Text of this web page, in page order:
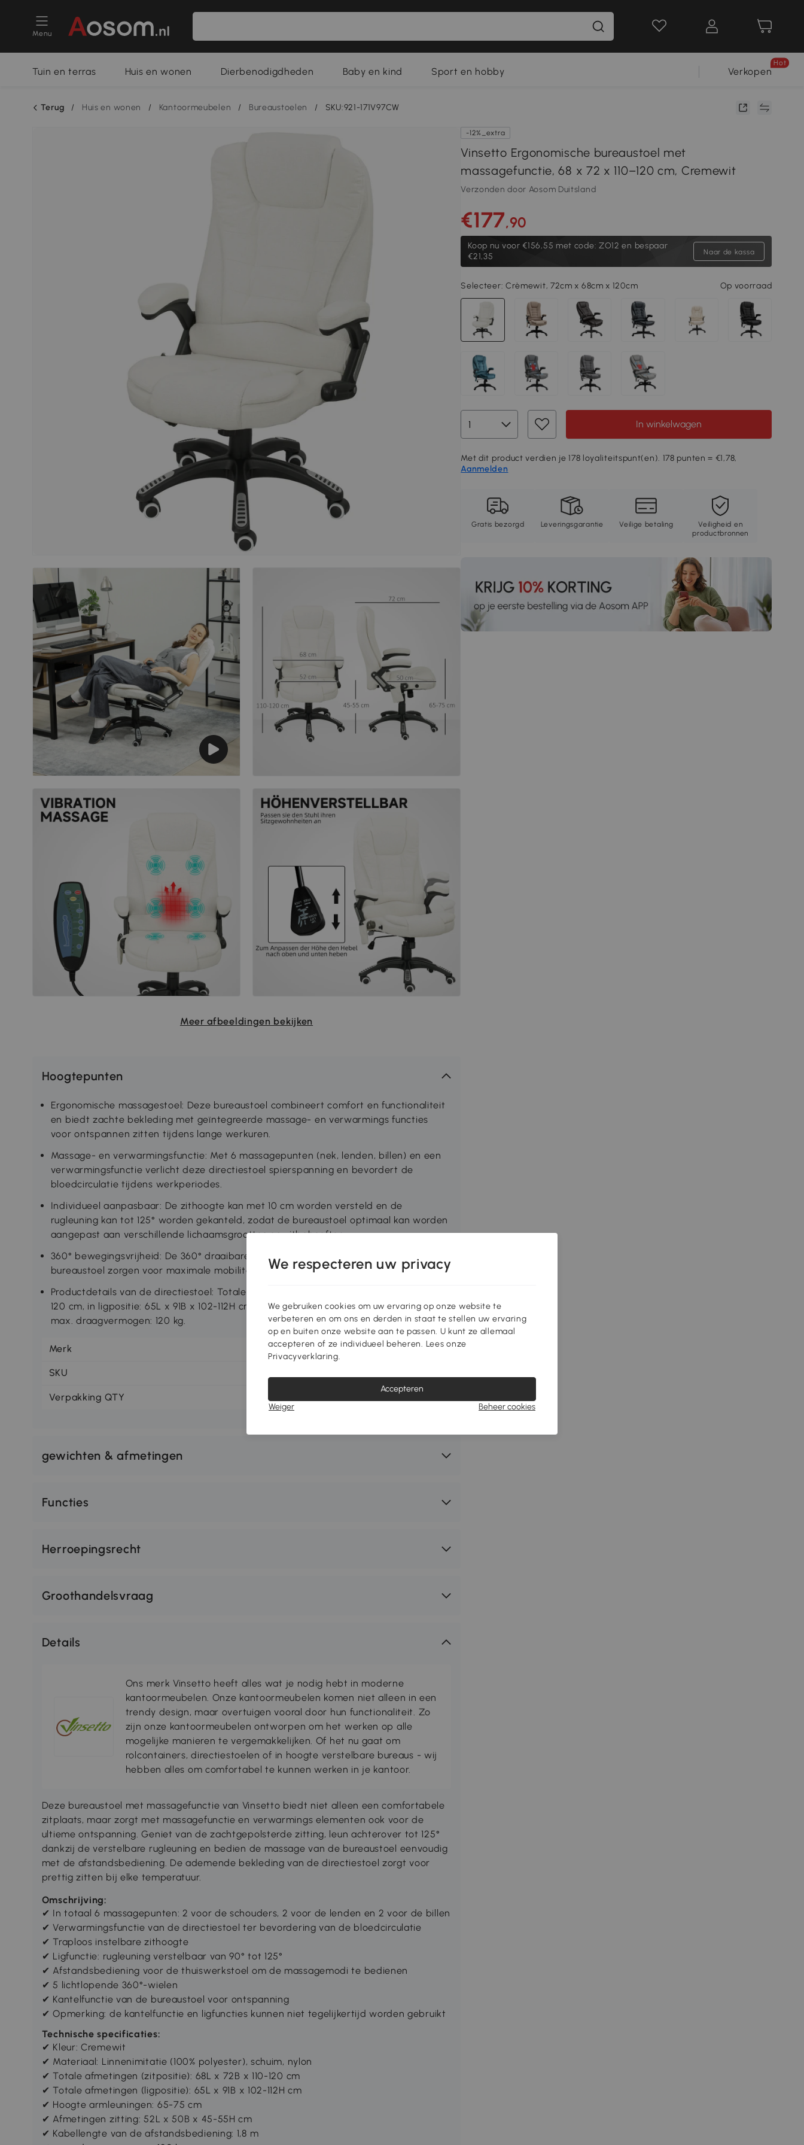
Menu
Tuin en terras Huis en wonen Dierbenodigdheden Baby en kind Sport en hobby Verkopen
Hot
Terug / Huis en wonen / Kantoormeubelen / Bureaustoelen / SKU:921-171V97CW
Meer afbeeldingen bekijken
Hoogtepunten
Ergonomische massagestoel: Deze bureaustoel combineert comfort en functionaliteit
en biedt zachte bekleding met geïntegreerde massage- en verwarmings functies
voor ontspannen zitten tijdens lange werkuren.
Massage- en verwarmingsfunctie: Met 6 massagepunten (nek, lenden, billen) en een
verwarmingsfunctie verlicht deze directiestoel spierspanning en bevordert de
bloedcirculatie tijdens werkperiodes.
Individueel aanpasbaar: De zithoogte kan met 10 cm worden versteld en de
rugleuning kan tot 125° worden gekanteld, zodat de bureaustoel optimaal kan worden
aangepast aan verschillende lichaamsgroottes en zitbehoeften.
360° bewegingsvrijheid: De 360° draaibare zitting en de lichtlopende wielset van de
bureaustoel zorgen voor maximale mobiliteit en flexibiliteit.
Productdetails van de directiestoel: Totale afmetingen in zitpositie: 68L x 72B x 110-
120 cm, in ligpositie: 65L x 91B x 102-112H cm, zittinggrootte: 52L x 50B x 45-55H cm,
max. draagvermogen: 120 kg.
Merk Vinsetto
SKU
Verpakking QTY
gewichten & afmetingen
Functies
Herroepingsrecht
Groothandelsvraag
Details
Ons merk Vinsetto heeft alles wat je nodig hebt in moderne
kantoormeubelen. Onze kantoormeubelen komen niet alleen in een
trendy design, maar overtuigen vooral door hun functionaliteit. Zo
zijn onze kantoormeubelen ontworpen om het werken op alle
mogelijke manieren te vergemakkelijken. Of het nu gaat om
rolcontainers, directiestoelen of in hoogte verstelbare bureaus - wij
hebben alles om comfortabel te kunnen werken in je kantoor.
Deze bureaustoel met massagefunctie van Vinsetto biedt niet alleen een comfortabele
zitplaats, maar zorgt met massagefunctie en verwarmings elementen ook voor de
ultieme ontspanning. Geniet van de zachtgepolsterde zitting, leun achterover tot 125°
dankzij de verstelbare rugleuning en bedien de massage van de bureaustoel eenvoudig
met de afstandsbediening. De ademende bekleding van de directiestoel zorgt voor
prettig zitten bij elke temperatuur.
Omschrijving:
✔ In totaal 6 massagepunten: 2 voor de schouders, 2 voor de lenden en 2 voor de billen
✔ Verwarmingsfunctie van de directiestoel ter bevordering van de bloedcirculatie
✔ Traploos instelbare zithoogte
✔ Ligfunctie: rugleuning verstelbaar van 90° tot 125°
✔ Afstandsbediening voor de thuiswerkstoel om de massagemodi te bedienen
✔ 5 lichtlopende 360°-wielen
✔ Kantelfunctie van de bureaustoel voor ontspanning
✔ Opmerking: de kantelfunctie en ligfuncties kunnen niet tegelijkertijd worden gebruikt
Technische specificaties:
✔ Kleur: Cremewit
✔ Materiaal: Linnenimitatie (100% polyester), schuim, nylon
✔ Totale afmetingen (zitpositie): 68L x 72B x 110-120 cm
✔ Totale afmetingen (ligpositie): 65L x 91B x 102-112H cm
✔ Hoogte armleuningen: 65-75 cm
✔ Afmetingen zitting: 52L x 50B x 45-55H cm
✔ Kabellengte van de afstandsbediening: 1,8 m
-12%_extra
Vinsetto Ergonomische bureaustoel met
massagefunctie, 68 x 72 x 110–120 cm, Cremewit
Verzonden door Aosom Duitsland
€177,90
Koop nu voor€156,55 met code: ZO12 en bespaar
€21,35
Naar de kassa
Selecteer: Crèmewit, 72cm x 68cm x 120cm Op voorraad
In winkelwagen
Met dit product verdien je 178 loyaliteitspunt(en). 178 punten = €1,78,
Aanmelden
Gratis bezorgd Leveringsgarantie Veilige betaling
Veiligheid en
productbronnen
We respecteren uw privacy
We gebruiken cookies om uw ervaring op onze website te
verbeteren en om ons en derden in staat te stellen uw ervaring
op en buiten onze website aan te passen. U kunt ze allemaal
accepteren of ze individueel beheren. Lees onze
Privacyverklaring.
Accepteren
Weiger
Beheer cookies